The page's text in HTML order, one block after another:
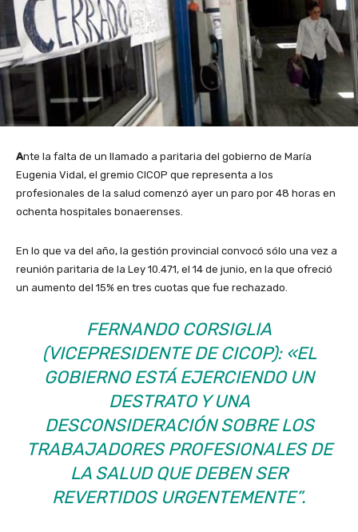
Ante la falta de un llamado a paritaria del gobierno de María
Eugenia Vidal, el gremio CICOP que representa a los
profesionales de la salud comenzó ayer un paro por 48 horas en
ochenta hospitales bonaerenses.
En lo que va del año, la gestión provincial convocó sólo una vez a
reunión paritaria de la Ley 10.471, el 14 de junio, en la que ofreció
un aumento del 15% en tres cuotas que fue rechazado.
FERNANDO CORSIGLIA
(VICEPRESIDENTE DE CICOP): «EL
GOBIERNO ESTÁ EJERCIENDO UN
DESTRATO Y UNA
DESCONSIDERACIÓN SOBRE LOS
TRABAJADORES PROFESIONALES DE
LA SALUD QUE DEBEN SER
REVERTIDOS URGENTEMENTE”.